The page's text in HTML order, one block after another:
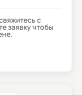
с
заявку чтобы